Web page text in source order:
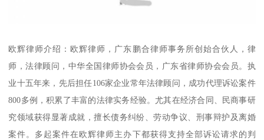
欧辉律师介绍：欧辉律师，广东鹏合律师事务所创始合伙人，律
师，法律顾问，中华全国律师协会会员，广东省律师协会会员。执
业十五年来，先后担任106家企业常年法律顾问，成功代理诉讼案件
800多例，积累了丰富的法律实务经验。尤其在经济合同、民商事研
究领域获得显著成就，擅长债务纠纷、劳动争议、刑事辩护及离婚
案件。多起案件在欧辉律师主办下都获得支持全部诉讼请求的判